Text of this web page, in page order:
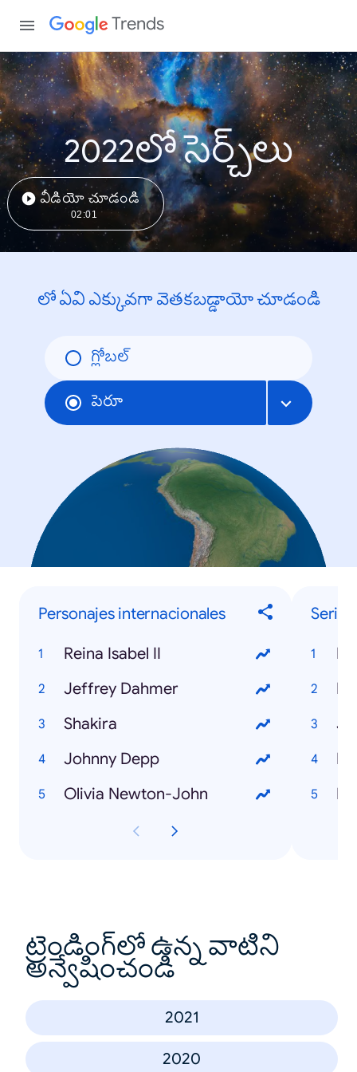
Trends
2022లో సెర్చ్‌లు
వీడియో చూడండి
02:01
లో ఏవి ఎక్కువగా వెతకబడ్డాయో చూడండి
గ్లోబల్
పెరూ
Personajes internacionales
Reina Isabel II
Jeffrey Dahmer
Shakira
Johnny Depp
Olivia Newton-John
ట్రెండింగ్‌లో ఉన్న వాటిని
అన్వేషించండి
2021
2020